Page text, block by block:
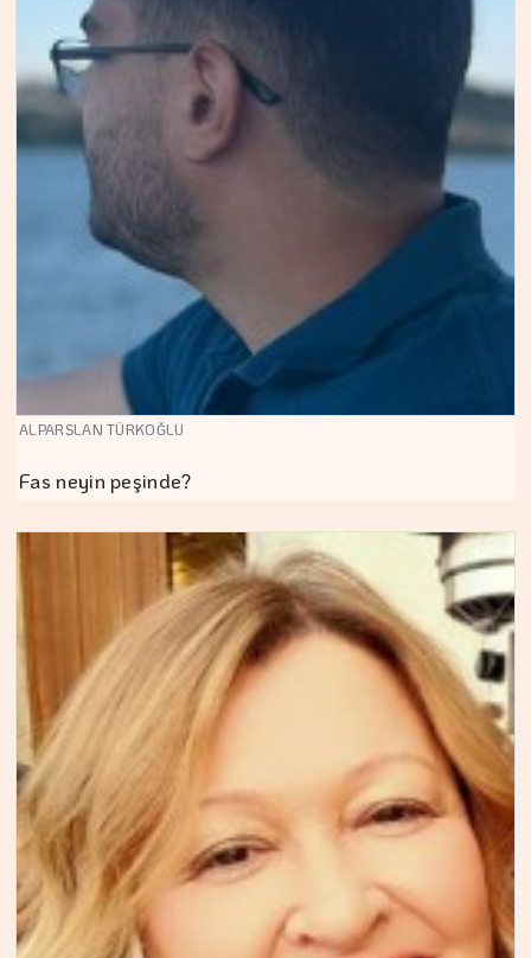
ALPARSLAN TÜRKOĞLU
Fas neyin peşinde?